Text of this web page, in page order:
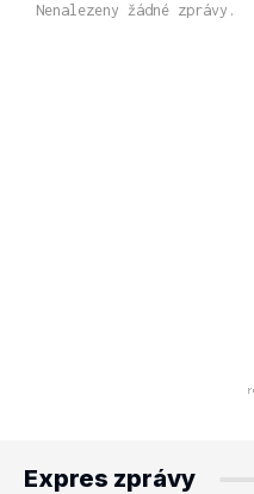
Nenalezeny žádné zprávy.
Expres zprávy